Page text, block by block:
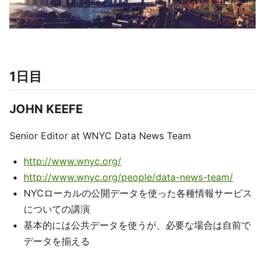
1日目
JOHN KEEFE
Senior Editor at WNYC Data News Team
http://www.wnyc.org/
http://www.wnyc.org/people/data-news-team/
NYCローカルの公開データを使った各種情報サービス
についての講演
基本的には公共データを使うが、必要な場合は自前で
データを揃える